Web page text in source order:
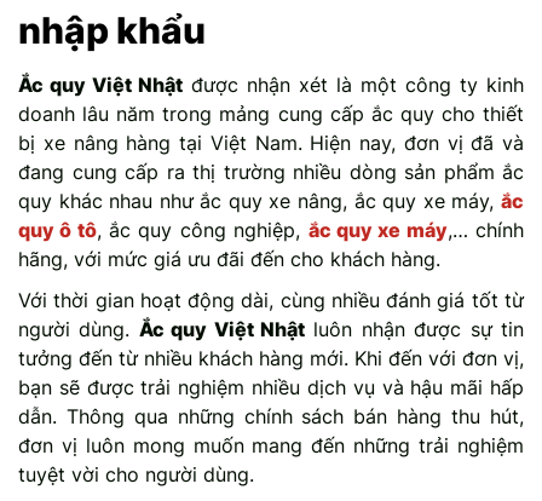
nhập khẩu
Ắc quy Việt Nhật được nhận xét là một công ty kinh
doanh lâu năm trong mảng cung cấp ắc quy cho thiết
bị xe nâng hàng tại Việt Nam. Hiện nay, đơn vị đã và
đang cung cấp ra thị trường nhiều dòng sản phẩm ắc
quy khác nhau như ắc quy xe nâng, ắc quy xe máy, ắc
quy ô tô, ắc quy công nghiệp, ắc quy xe máy,… chính
hãng, với mức giá ưu đãi đến cho khách hàng.
Với thời gian hoạt động dài, cùng nhiều đánh giá tốt từ
người dùng. Ắc quy Việt Nhật luôn nhận được sự tin
tưởng đến từ nhiều khách hàng mới. Khi đến với đơn vị,
bạn sẽ được trải nghiệm nhiều dịch vụ và hậu mãi hấp
dẫn. Thông qua những chính sách bán hàng thu hút,
đơn vị luôn mong muốn mang đến những trải nghiệm
tuyệt vời cho người dùng.